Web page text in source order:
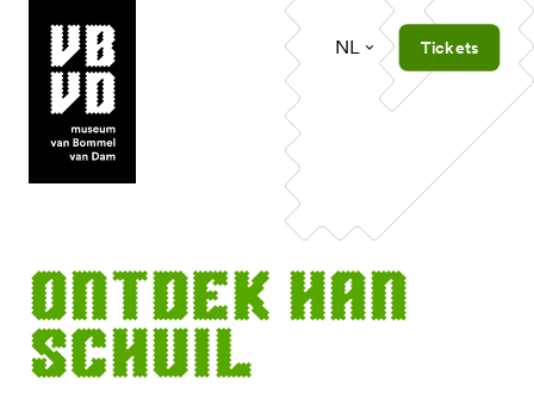
museum van Bommel van Dam
NL Tickets
Ont­dek Han
Schuil